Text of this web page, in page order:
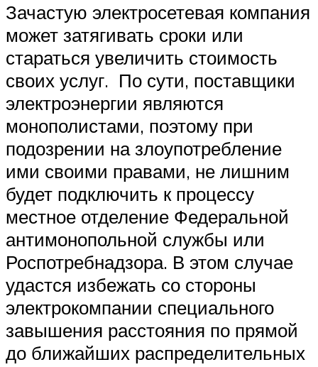
Зачастую электросетевая компания
может затягивать сроки или
стараться увеличить стоимость
своих услуг. По сути, поставщики
электроэнергии являются
монополистами, поэтому при
подозрении на злоупотребление
ими своими правами, не лишним
будет подключить к процессу
местное отделение Федеральной
антимонопольной службы или
Роспотребнадзора. В этом случае
удастся избежать со стороны
электрокомпании специального
завышения расстояния по прямой
до ближайших распределительных